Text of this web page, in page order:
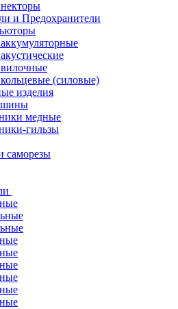
и Предохранители
(силовые)
изделия
медные
гильзы
саморезы